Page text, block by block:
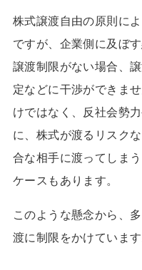
株式譲渡自由の原則に
ですが、企業側に及ぼ
譲渡制限がない場合、
定などに干渉ができま
けではなく、反社会勢
に、株式が渡るリスク
合な相手に渡ってしま
ケースもあります。
このような懸念から、
渡に制限をかけています